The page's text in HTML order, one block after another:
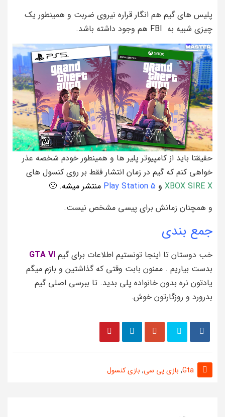
پلیس های گیم هم انگار قراره نیروی ضربت و همینطور یک
چیزی شبیه به FBI هم وجود داشته باشد.
حقیقتا باید از کامپیوتر پلیر ها و همینطور خودم شخصه عذر
خواهی کنم که گیم در زمان انتشار فقط بر روی کنسول های
XBOX SIRE X و
منتشر میشه. 🙁
و همچنان زمانش برای پیسی مشخص نیست.
جمع بندی
خب دوستان تا اینجا تونستیم اطلاعات برای گیم GTA VI
بدست بیاریم . ممنون بابت وقتی که گذاشتین و بازم میگم
یادتون نره بدون خانواده پلی بدید. تا ببرسی اصلی گیم
بدرورد و روزگارتون خوش.
Gta
, بازی پی سی, بازی کنسول